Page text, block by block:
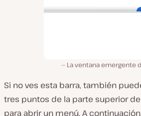
La ventana emergente
Si no ves esta barra, también
tres puntos de la parte superior
para abrir un menú. A